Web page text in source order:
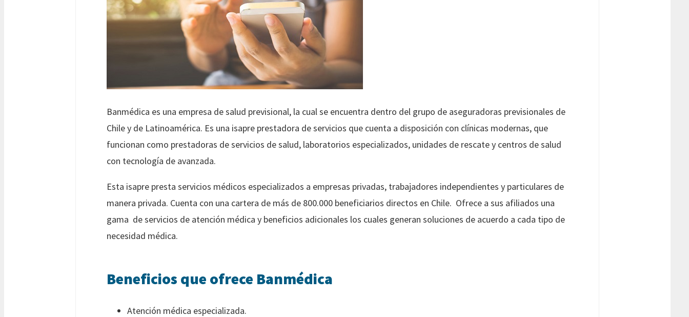
Banmédica es una empresa de salud previsional, la cual se encuentra dentro del grupo de aseguradoras previsionales de
Chile y de Latinoamérica. Es una isapre prestadora de servicios que cuenta a disposición con clínicas modernas, que
funcionan como prestadoras de servicios de salud, laboratorios especializados, unidades de rescate y centros de salud
con tecnología de avanzada.
Esta isapre presta servicios médicos especializados a empresas privadas, trabajadores independientes y particulares de
manera privada. Cuenta con una cartera de más de 800.000 beneficiarios directos en Chile. Ofrece a sus afiliados una
gama de servicios de atención médica y beneficios adicionales los cuales generan soluciones de acuerdo a cada tipo de
necesidad médica.
Beneficios que ofrece Banmédica
Atención médica especializada.